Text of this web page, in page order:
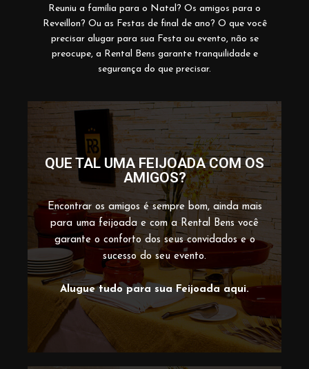
Reuniu a família para o Natal? Os amigos para o
Reveillon? Ou as Festas de final de ano? O que você
precisar alugar para sua Festa ou evento, não se
preocupe, a Rental Bens garante tranquilidade e
segurança do que precisar.
QUE TAL UMA FEIJOADA COM OS
AMIGOS?
Encontrar os amigos é sempre bom, ainda mais
para uma feijoada e com a Rental Bens você
garante o conforto dos seus convidados e o
sucesso do seu evento.
Alugue tudo para sua Feijoada aqui.